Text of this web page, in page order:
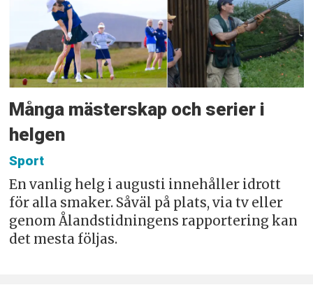
Många mästerskap och serier i
helgen
Sport
En vanlig helg i augusti innehåller idrott
för alla smaker. Såväl på plats, via tv eller
genom Ålandstidningens rapportering kan
det mesta följas.